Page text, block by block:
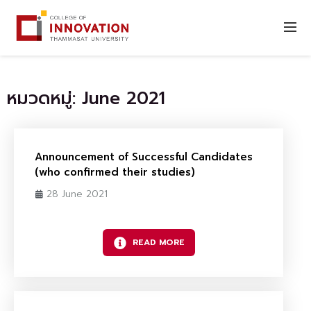
หมวดหมู่: June 2021
Announcement of Successful Candidates
(who confirmed their studies)
28 June 2021
READ MORE